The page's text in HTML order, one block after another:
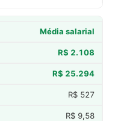
Média salarial
R$ 2.108
R$ 25.294
R$ 527
R$ 9,58